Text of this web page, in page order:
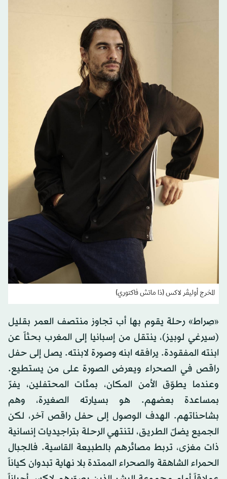
المخرج أوليڤر لاكس (ذا ماتش فاكتوري)
«صِراط» رحلة يقوم بها أب تجاوز منتصف العمر بقليل
(سيرغي لوبيز)، ينتقل من إسبانيا إلى المغرب بحثاً عن
ابنته المفقودة. يرافقه ابنه وصورة لابنته. يصل إلى حفل
راقص في الصحراء ويعرض الصورة على من يستطيع.
وعندما يطوّق الأمن المكان، بمئات المحتفلين، يفرّ
بمساعدة بعضهم. هو بسيارته الصغيرة، وهم
بشاحناتهم. الهدف الوصول إلى حفل راقص آخر، لكن
الجميع يضلّ الطريق، لتنتهي الرحلة بتراجيديات إنسانية
ذات مغزى، تربط مصائرهم بالطبيعة القاسية. فالجبال
الحمراء الشاهقة والصحراء الممتدة بلا نهاية تبدوان كياناً